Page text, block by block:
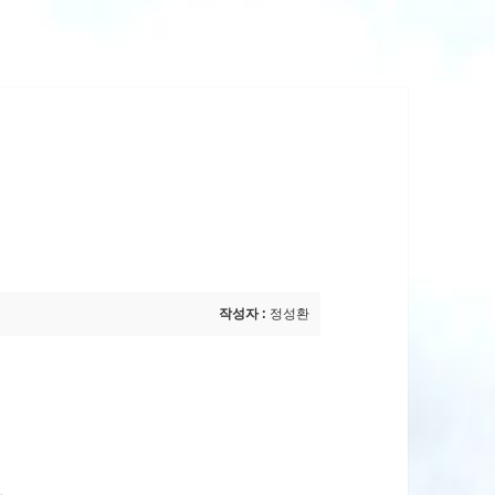
작성자 : 정성환